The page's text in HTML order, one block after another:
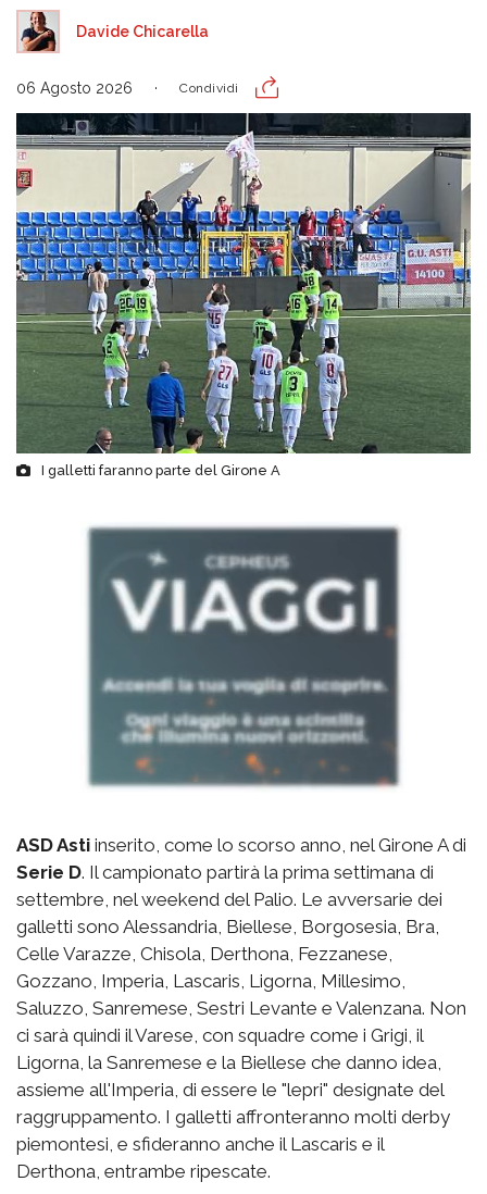
Davide Chicarella
06 Agosto 2026 Condividi
I galletti faranno parte del Girone A
ASD Asti inserito, come lo scorso anno, nel Girone A di
Serie D. Il campionato partirà la prima settimana di
settembre, nel weekend del Palio. Le avversarie dei
galletti sono Alessandria, Biellese, Borgosesia, Bra,
Celle Varazze, Chisola, Derthona, Fezzanese,
Gozzano, Imperia, Lascaris, Ligorna, Millesimo,
Saluzzo, Sanremese, Sestri Levante e Valenzana. Non
ci sarà quindi il Varese, con squadre come i Grigi, il
Ligorna, la Sanremese e la Biellese che danno idea,
assieme all'Imperia, di essere le "lepri" designate del
raggruppamento. I galletti affronteranno molti derby
piemontesi, e sfideranno anche il Lascaris e il
Derthona, entrambe ripescate.